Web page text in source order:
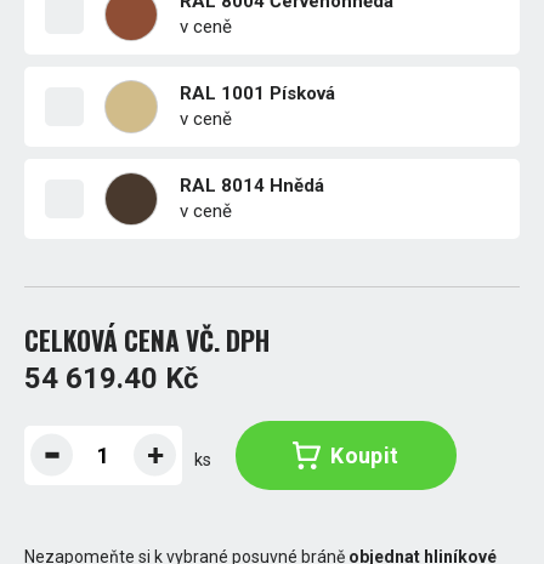
v ceně
RAL 1001 Písková
v ceně
RAL 8014 Hnědá
v ceně
CELKOVÁ CENA VČ. DPH
54 619.40 Kč
ks Koupit
Nezapomeňte si k vybrané posuvné bráně objednat hliníkové